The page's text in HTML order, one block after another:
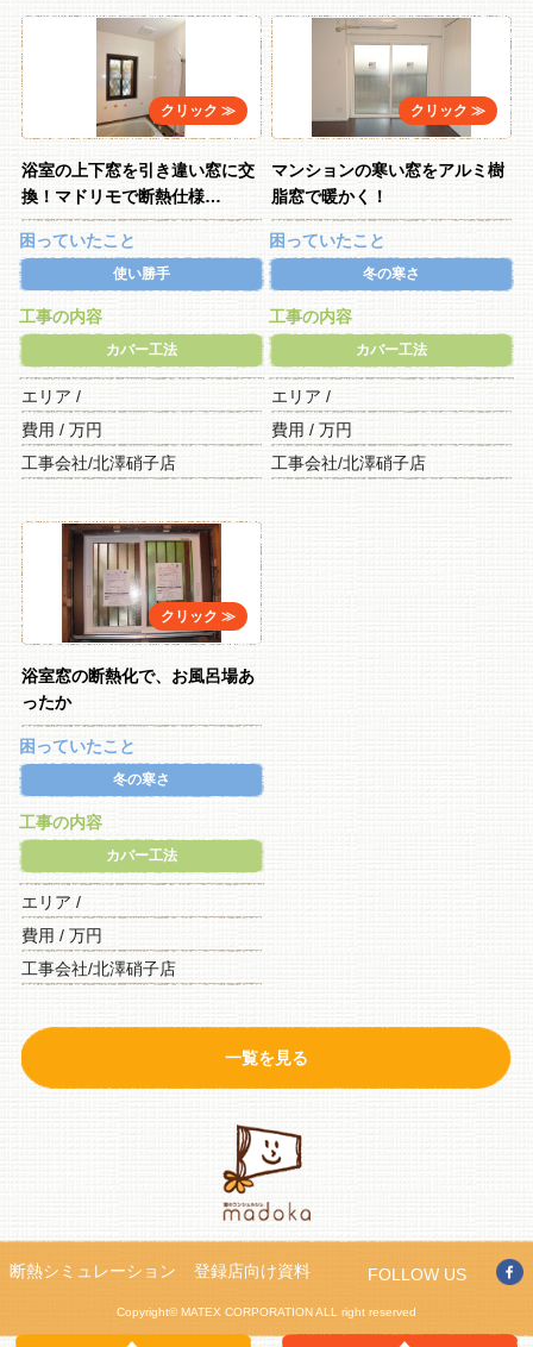
浴室の上下窓を引き違い窓に交
換！マドリモで断熱仕様…
困っていたこと
使い勝手
工事の内容
カバー工法
エリア /
費用 / 万円
工事会社/北澤硝子店
マンションの寒い窓をアルミ樹
脂窓で暖かく！
困っていたこと
冬の寒さ
工事の内容
カバー工法
エリア /
費用 / 万円
工事会社/北澤硝子店
浴室窓の断熱化で、お風呂場あ
ったか
困っていたこと
冬の寒さ
工事の内容
カバー工法
エリア /
費用 / 万円
工事会社/北澤硝子店
一覧を見る
断熱シミュレーション 登録店向け資料 FOLLOW US
Copyright© MATEX CORPORATION ALL right reserved